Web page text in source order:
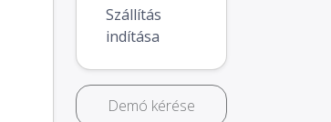
Szállítás
indítása
Demó kérése